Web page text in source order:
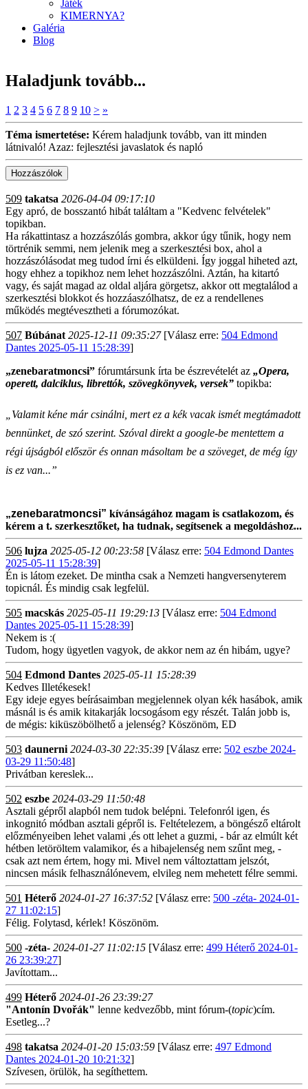
Játék
KIMERNYA?
Galéria
Blog
Haladjunk tovább...
1 2 3 4 5 6 7 8 9 10 > »
Téma ismertetése: Kérem haladjunk tovább, van itt minden
látnivaló! Azaz: fejlesztési javaslatok és napló
509 takatsa 2026-04-04 09:17:10
Egy apró, de bosszantó hibát találtam a "Kedvenc felvételek"
topikban.
Ha rákattintasz a hozzászólás gombra, akkor úgy tűnik, hogy nem
törtrénik semmi, nem jelenik meg a szerkesztési box, ahol a
hozzászólásodat meg tudod írni és elküldeni. Így joggal hiheted azt,
hogy ehhez a topikhoz nem lehet hozzászólni. Aztán, ha kitartó
vagy, és saját magad az oldal aljára görgetsz, akkor ott megtalálod a
szerkesztési blokkot és hozzáaszólhatsz, de ez a rendellenes
működés megtévesztheti a fórumozókat.
507 Búbánat 2025-12-11 09:35:27[Válasz erre: 504 Edmond
Dantes 2025-05-11 15:28:39]
„zenebaratmoncsi” fórumtársunk írta be észrevételét az „Opera,
operett, dalciklus, librettók, szövegkönyvek, versek” topikba:
„Valamit kéne már csinálni, mert ez a kék vacak ismét megtámadott
bennünket, de szó szerint. Szóval direkt a google-be mentettem a
régi újságból először és onnan másoltam be a szöveget, de még így
is ez van...”
„zenebaratmoncsi” kívánságához magam is csatlakozom, és
kérem a t. szerkesztőket, ha tudnak, segítsenek a megoldáshoz...
506 lujza 2025-05-12 00:23:58 [Válasz erre: 504 Edmond Dantes
2025-05-11 15:28:39]
Én is látom ezeket. De mintha csak a Nemzeti hangversenyterem
topicnál. És mindig csak legfelül.
505 macskás 2025-05-11 19:29:13 [Válasz erre: 504 Edmond
Dantes 2025-05-11 15:28:39]
Nekem is :(
Tudom, hogy ügyetlen vagyok, de akkor nem az én hibám, ugye?
504 Edmond Dantes 2025-05-11 15:28:39
Kedves Illetékesek!
Egy ideje egyes beírásaimban megjelennek olyan kék hasábok, amik
másnál is és amik kitakarják locsogásom egy részét. Talán jobb is,
de mégis: kiküszöbölhető a jelenség? Köszönöm, ED
503 daunerni 2024-03-30 22:35:39 [Válasz erre: 502 eszbe 2024-
03-29 11:50:48]
Privátban kereslek...
502 eszbe 2024-03-29 11:50:48
Asztali gépről alapból nem tudok belépni. Telefonról igen, és
inkognitó módban asztali gépről is. Feltételezem, a böngésző eltárolt
előzményeiben lehet valami ,és ott lehet a guzmi, - bár az elmúlt két
hétben letöröltem valamikor, és a hibajelenség nem szűnt meg, -
csak azt nem értem, hogy mi. Mivel nem változtattam jelszót,
nincsen másik felhasználónevem, elvileg nem mehetett félre semmi.
501 Héterő 2024-01-27 16:37:52 [Válasz erre: 500 -zéta- 2024-01-
27 11:02:15]
Félig. Folytasd, kérlek! Köszönöm.
500 -zéta- 2024-01-27 11:02:15 [Válasz erre: 499 Héterő 2024-01-
26 23:39:27]
Javítottam...
499 Héterő 2024-01-26 23:39:27
"Antonín Dvořák" lenne kedvezőbb, mint fórum-(topic)cím.
Esetleg...?
498 takatsa 2024-01-20 15:03:59 [Válasz erre: 497 Edmond
Dantes 2024-01-20 10:21:32]
Szívesen, örülök, ha segíthettem.